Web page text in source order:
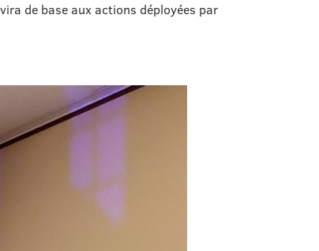
de base aux actions déployées par